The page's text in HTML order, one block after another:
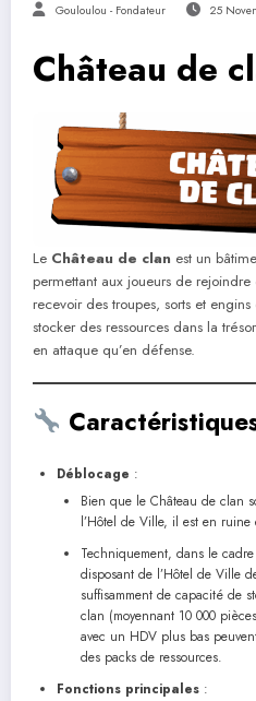
Gouloulou - Fondateur 25
Château de
Le Château de clan est un
permettant aux joueurs de
recevoir des troupes, sorts et
stocker des ressources dans la
en attaque qu’en défense.
Déblocage :
Bien que le Château de clan
l’Hôtel de Ville, il est en ruine
Techniquement, dans le
disposant de l’Hôtel de Ville
suffisamment de capacité de
clan (moyennant 10 000
avec un HDV plus bas
des packs de ressources.
Fonctions principales :